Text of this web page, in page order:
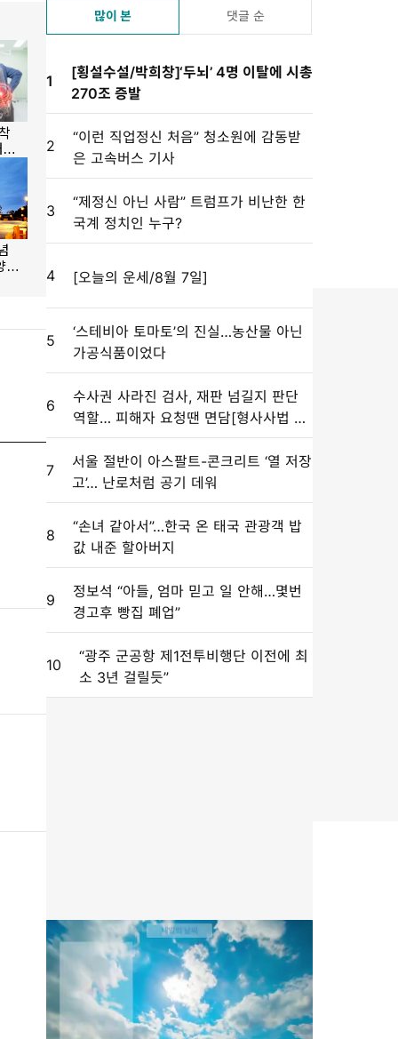
많이 본 댓글 순
1
[횡설수설/박희창]‘두뇌’ 4명 이탈에 시총
270조 증발
2
“이런 직업정신 처음” 청소원에 감동받
은 고속버스 기사
3
“제정신 아닌 사람” 트럼프가 비난한 한
국계 정치인 누구?
4 [오늘의 운세/8월 7일]
5
‘스테비아 토마토’의 진실…농산물 아닌
가공식품이었다
6
수사권 사라진 검사, 재판 넘길지 판단
역할… 피해자 요청땐 면담[형사사법 대
전환, 미완의 출발/③]
7
서울 절반이 아스팔트-콘크리트 ‘열 저장
고’… 난로처럼 공기 데워
8
“손녀 같아서”…한국 온 태국 관광객 밥
값 내준 할아버지
9
정보석 “아들, 엄마 믿고 일 안해…몇번
경고후 빵집 폐업”
10
“광주 군공항 제1전투비행단 이전에 최
소 3년 걸릴듯”